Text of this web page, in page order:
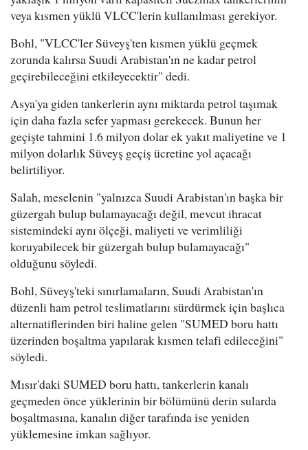
veya kısmen yüklü VLCC'lerin kullanılması gerekiyor.
Bohl, "VLCC'ler Süveyş'ten kısmen yüklü geçmek
zorunda kalırsa Suudi Arabistan'ın ne kadar petrol
geçirebileceğini etkileyecektir" dedi.
Asya'ya giden tankerlerin aynı miktarda petrol taşımak
için daha fazla sefer yapması gerekecek. Bunun her
geçişte tahmini 1.6 milyon dolar ek yakıt maliyetine ve 1
milyon dolarlık Süveyş geçiş ücretine yol açacağı
belirtiliyor.
Salah, meselenin "yalnızca Suudi Arabistan'ın başka bir
güzergah bulup bulamayacağı değil, mevcut ihracat
sistemindeki aynı ölçeği, maliyeti ve verimliliği
koruyabilecek bir güzergah bulup bulamayacağı"
olduğunu söyledi.
Bohl, Süveyş'teki sınırlamaların, Suudi Arabistan'ın
düzenli ham petrol teslimatlarını sürdürmek için başlıca
alternatiflerinden biri haline gelen "SUMED boru hattı
üzerinden boşaltma yapılarak kısmen telafi edileceğini"
söyledi.
Mısır'daki SUMED boru hattı, tankerlerin kanalı
geçmeden önce yüklerinin bir bölümünü derin sularda
boşaltmasına, kanalın diğer tarafında ise yeniden
yüklemesine imkan sağlıyor.